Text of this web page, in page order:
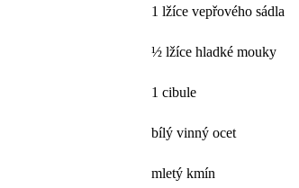
1 lžíce vepřového sádla
½ lžíce hladké mouky
1 cibule
bílý vinný ocet
mletý kmín